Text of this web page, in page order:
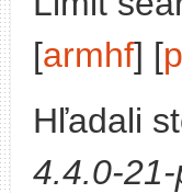
[armhf] [
Hľadali
4.4.0-